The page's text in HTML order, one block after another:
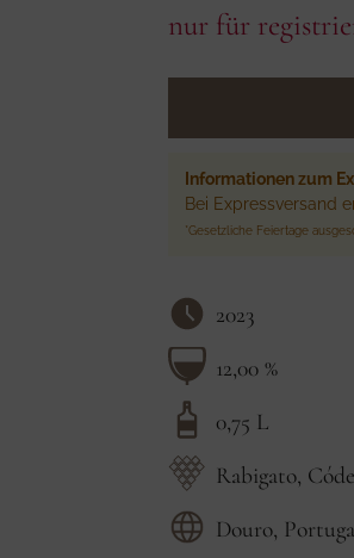
nur für
Informationen zum
Bei Expressversand
*Gesetzliche Feiertage
2023
12,00 %
0,75 L
Rabigato,
Douro,